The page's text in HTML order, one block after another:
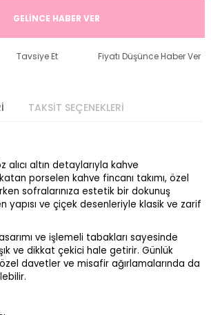
GELİNCE HABER VER
Tavsiye Et Fiyatı Düşünce Haber Ver
TAKSİT SEÇENEKLERİ
alıcı altın detaylarıyla kahve
katan porselen kahve fincanı takımı, özel
sofralarınıza estetik bir dokunuş
yapısı ve çiçek desenleriyle klasik ve zarif
ve işlemeli tabakları sayesinde
şık ve dikkat çekici hale getirir. Günlük
özel davetler ve misafir ağırlamalarında da